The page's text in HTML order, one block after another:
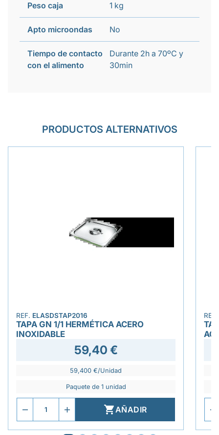
Peso caja 1 kg
Apto microondas No
Tiempo de contacto
con el alimento
Durante 2h a 70ºC y
30min
PRODUCTOS ALTERNATIVOS
REF. ELASDSTAP2016
TAPA GN 1/1 HERMÉTICA ACERO
INOXIDABLE
59,40 €
59,400 €/Unidad
Paquete de 1 unidad
AÑADIR